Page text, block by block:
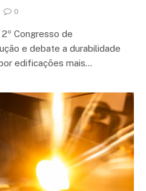
0
Congresso de
e debate a durabilidade
edificações mais…